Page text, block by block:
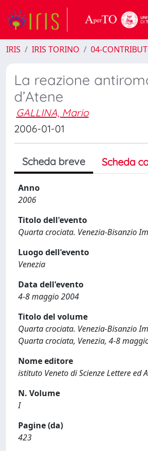
IRIS IRIS TORINO 04-
La reazione
d’Atene
GALLINA, Mario
2006-01-01
Scheda breve Scheda
Anno
2006
Titolo dell'evento
Quarta crociata. Venezia-Bisanzio
Luogo dell'evento
Venezia
Data dell'evento
4-8 maggio 2004
Titolo del volume
Quarta crociata. Venezia-Bisanzio
Quarta crociata, Venezia, 4-8
Nome editore
istituto Veneto di Scienze Lettere ed
N. Volume
I
Pagine (da)
423